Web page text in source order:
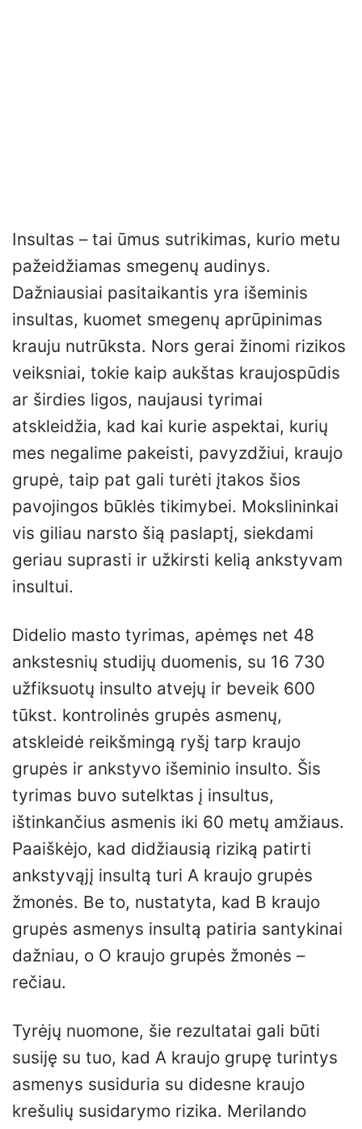
Insultas – tai ūmus sutrikimas, kurio metu
pažeidžiamas smegenų audinys.
Dažniausiai pasitaikantis yra išeminis
insultas, kuomet smegenų aprūpinimas
krauju nutrūksta. Nors gerai žinomi rizikos
veiksniai, tokie kaip aukštas kraujospūdis
ar širdies ligos, naujausi tyrimai
atskleidžia, kad kai kurie aspektai, kurių
mes negalime pakeisti, pavyzdžiui, kraujo
grupė, taip pat gali turėti įtakos šios
pavojingos būklės tikimybei. Mokslininkai
vis giliau narsto šią paslaptį, siekdami
geriau suprasti ir užkirsti kelią ankstyvam
insultui.
Didelio masto tyrimas, apėmęs net 48
ankstesnių studijų duomenis, su 16 730
užfiksuotų insulto atvejų ir beveik 600
tūkst. kontrolinės grupės asmenų,
atskleidė reikšmingą ryšį tarp kraujo
grupės ir ankstyvo išeminio insulto. Šis
tyrimas buvo sutelktas į insultus,
ištinkančius asmenis iki 60 metų amžiaus.
Paaiškėjo, kad didžiausią riziką patirti
ankstyvąjį insultą turi A kraujo grupės
žmonės. Be to, nustatyta, kad B kraujo
grupės asmenys insultą patiria santykinai
dažniau, o O kraujo grupės žmonės –
rečiau.
Tyrėjų nuomone, šie rezultatai gali būti
susiję su tuo, kad A kraujo grupę turintys
asmenys susiduria su didesne kraujo
krešulių susidarymo rizika. Merilando